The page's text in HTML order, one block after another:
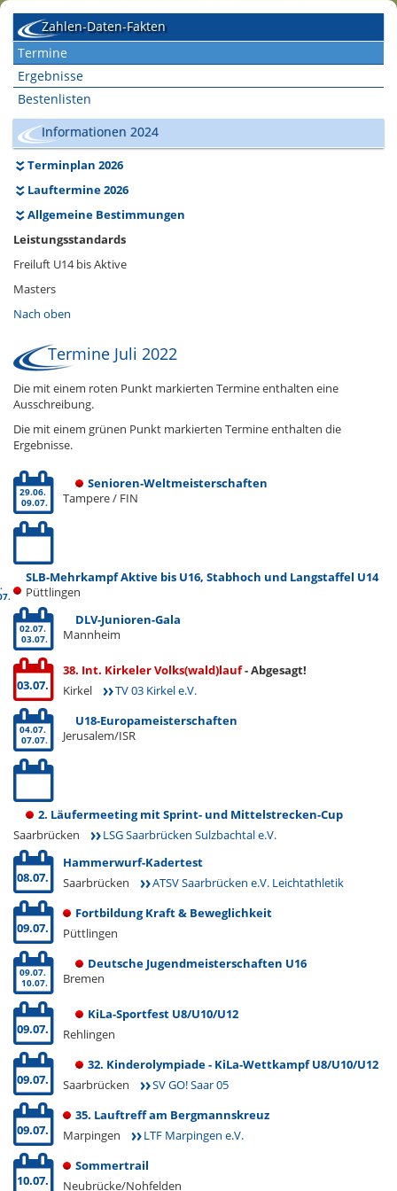
Zahlen-Daten-Fakten
Termine
Ergebnisse
Bestenlisten
Informationen 2024
Terminplan 2026
Lauftermine 2026
Allgemeine Bestimmungen
Leistungsstandards
Freiluft U14 bis Aktive
Masters
Nach oben
Termine Juli 2022
Die mit einem roten Punkt markierten Termine enthalten eine
Ausschreibung.
Die mit einem grünen Punkt markierten Termine enthalten die
Ergebnisse.
Senioren-Weltmeisterschaften
29.06.
09.07.
Tampere / FIN
SLB-Mehrkampf Aktive bis U16, Stabhoch und Langstaffel U14
Püttlingen
DLV-Junioren-Gala
02.07.
03.07.
Mannheim
38. Int. Kirkeler Volks(wald)lauf- Abgesagt!
03.07.
Kirkel
TV 03 Kirkel e.V.
U18-Europameisterschaften
04.07.
07.07.
Jerusalem/ISR
2. Läufermeeting mit Sprint- und Mittelstrecken-Cup
Saarbrücken
LSG Saarbrücken Sulzbachtal e.V.
Hammerwurf-Kadertest
08.07.
Saarbrücken
ATSV Saarbrücken e.V. Leichtathletik
Fortbildung Kraft & Beweglichkeit
09.07.
Püttlingen
Deutsche Jugendmeisterschaften U16
09.07.
10.07.
Bremen
KiLa-Sportfest U8/U10/U12
09.07.
Rehlingen
32. Kinderolympiade - KiLa-Wettkampf U8/U10/U12
09.07.
Saarbrücken
SV GO! Saar 05
35. Lauftreff am Bergmannskreuz
09.07.
Marpingen
LTF Marpingen e.V.
Sommertrail
10.07.
Neubrücke/Nohfelden